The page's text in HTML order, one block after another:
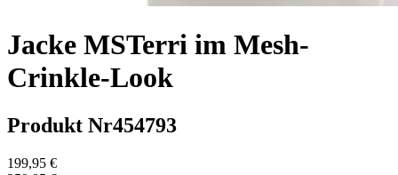
Jacke MSTerri im Mesh-
Crinkle-Look
Produkt Nr454793
199,95 €